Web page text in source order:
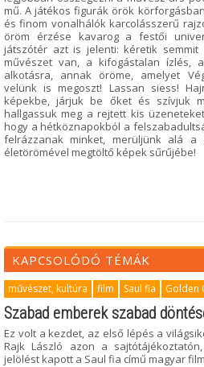
mű. A játékos figurák örök
és finom vonalhálók karcolásszerű
öröm érzése kavarog a festői
játszótér azt is jelenti: kéretik semmit
művészet van, a kifogástalan ízlés,
alkotásra, annak öröme, amelyet
velünk is megoszt! Lassan siess!
képekbe, járjuk be őket és szívjuk
hallgassuk meg a rejtett kis
hogy a hétköznapokból a
felrázzanak minket, merüljünk alá a
életörömével megtöltő képek sűrűjébe!
KAPCSOLÓDÓ TÉMÁK
művészet, kultúra film Saul fia Golden
Szabad emberek szabad
Ez volt a kezdet, az első lépés a
Rajk László azon a
jelölést kapott a Saul fia című magyar